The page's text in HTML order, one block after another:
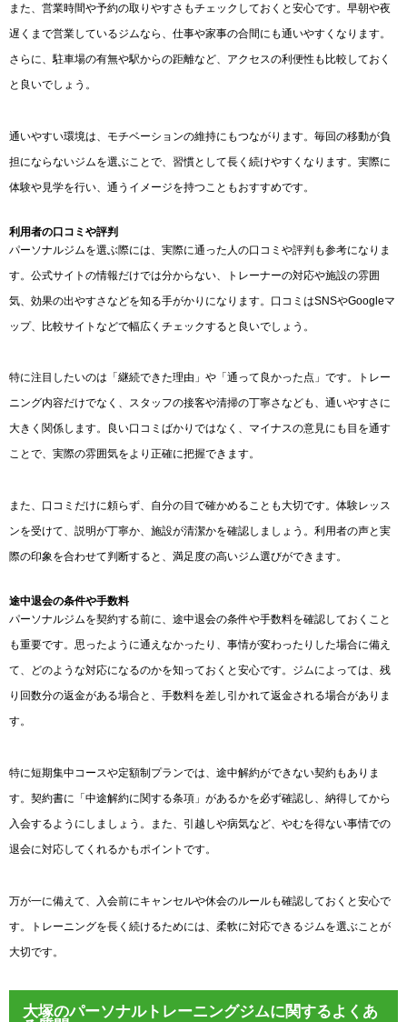
また、営業時間や予約の取りやすさもチェックしておくと安心です。早朝や夜
遅くまで営業しているジムなら、仕事や家事の合間にも通いやすくなります。
さらに、駐車場の有無や駅からの距離など、アクセスの利便性も比較しておく
と良いでしょう。
通いやすい環境は、モチベーションの維持にもつながります。毎回の移動が負
担にならないジムを選ぶことで、習慣として長く続けやすくなります。実際に
体験や見学を行い、通うイメージを持つこともおすすめです。
利用者の口コミや評判
パーソナルジムを選ぶ際には、実際に通った人の口コミや評判も参考になりま
す。公式サイトの情報だけでは分からない、トレーナーの対応や施設の雰囲
気、効果の出やすさなどを知る手がかりになります。口コミはSNSやGoogleマ
ップ、比較サイトなどで幅広くチェックすると良いでしょう。
特に注目したいのは「継続できた理由」や「通って良かった点」です。トレー
ニング内容だけでなく、スタッフの接客や清掃の丁寧さなども、通いやすさに
大きく関係します。良い口コミばかりではなく、マイナスの意見にも目を通す
ことで、実際の雰囲気をより正確に把握できます。
また、口コミだけに頼らず、自分の目で確かめることも大切です。体験レッス
ンを受けて、説明が丁寧か、施設が清潔かを確認しましょう。利用者の声と実
際の印象を合わせて判断すると、満足度の高いジム選びができます。
途中退会の条件や手数料
パーソナルジムを契約する前に、途中退会の条件や手数料を確認しておくこと
も重要です。思ったように通えなかったり、事情が変わったりした場合に備え
て、どのような対応になるのかを知っておくと安心です。ジムによっては、残
り回数分の返金がある場合と、手数料を差し引かれて返金される場合がありま
す。
特に短期集中コースや定額制プランでは、途中解約ができない契約もありま
す。契約書に「中途解約に関する条項」があるかを必ず確認し、納得してから
入会するようにしましょう。また、引越しや病気など、やむを得ない事情での
退会に対応してくれるかもポイントです。
万が一に備えて、入会前にキャンセルや休会のルールも確認しておくと安心で
す。トレーニングを長く続けるためには、柔軟に対応できるジムを選ぶことが
大切です。
大塚のパーソナルトレーニングジムに関するよくあ